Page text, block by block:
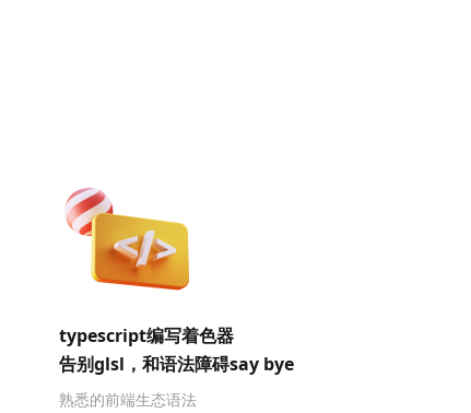
typescript编写着色器
告别glsl，和语法障碍say bye
熟悉的前端生态语法